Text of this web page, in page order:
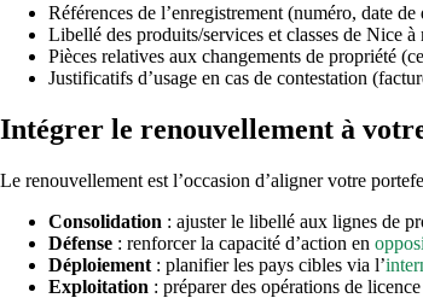
Références de l’enregistrement (numéro, date
Libellé des produits/services et classes de Nice à
Pièces relatives aux changements de propriété
Justificatifs d’usage en cas de contestation
Intégrer le renouvellement à
Le renouvellement est l’occasion d’aligner votre
Consolidation : ajuster le libellé aux lignes de
Défense : renforcer la capacité d’action en
Déploiement : planifier les pays cibles via l’
Exploitation : préparer des opérations de